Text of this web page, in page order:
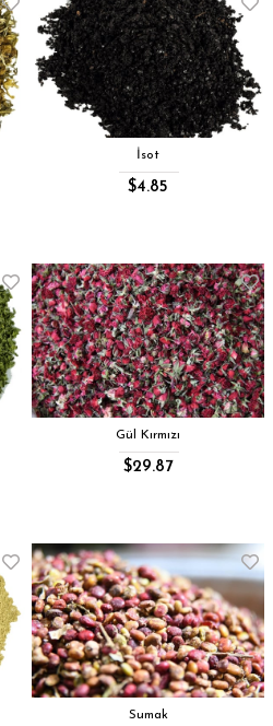
İsot
$4.85
Gül Kırmızı
$29.87
Sumak